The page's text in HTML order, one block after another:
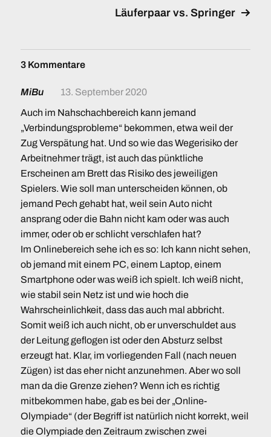
Läuferpaar vs. Springer
3 Kommentare
MiBu
13. September 2020
Auch im Nahschachbereich kann jemand
„Verbindungsprobleme“ bekommen, etwa weil der
Zug Verspätung hat. Und so wie das Wegerisiko der
Arbeitnehmer trägt, ist auch das pünktliche
Erscheinen am Brett das Risiko des jeweiligen
Spielers. Wie soll man unterscheiden können, ob
jemand Pech gehabt hat, weil sein Auto nicht
ansprang oder die Bahn nicht kam oder was auch
immer, oder ob er schlicht verschlafen hat?
Im Onlinebereich sehe ich es so: Ich kann nicht sehen,
ob jemand mit einem PC, einem Laptop, einem
Smartphone oder was weiß ich spielt. Ich weiß nicht,
wie stabil sein Netz ist und wie hoch die
Wahrscheinlichkeit, dass das auch mal abbricht.
Somit weiß ich auch nicht, ob er unverschuldet aus
der Leitung geflogen ist oder den Absturz selbst
erzeugt hat. Klar, im vorliegenden Fall (nach neuen
Zügen) ist das eher nicht anzunehmen. Aber wo soll
man da die Grenze ziehen? Wenn ich es richtig
mitbekommen habe, gab es bei der „Online-
Olympiade“ (der Begriff ist natürlich nicht korrekt, weil
die Olympiade den Zeitraum zwischen zwei